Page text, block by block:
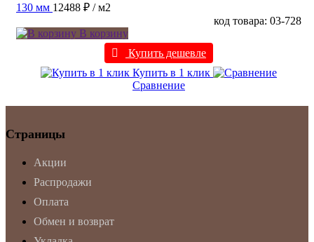
130 мм 12488 ₽ / м2
код товара: 03-728
В корзину
Купить дешевле
Купить в 1 клик
Сравнение
Страницы
Акции
Распродажи
Оплата
Обмен и возврат